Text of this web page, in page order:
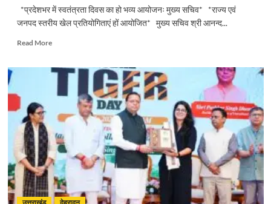
*प्रदेशभर में स्वतंत्रता दिवस का हो भव्य आयोजनः मुख्य सचिव* *राज्य एवं
जनपद स्तरीय खेल प्रतियोगिताएं हों आयोजित* मुख्य सचिव श्री आनन्द...
Read MoreRead
प्रदेशभर
स्वतंत्रता
का
हो
भव्य
आयोजनः
मुख्य
सचिव